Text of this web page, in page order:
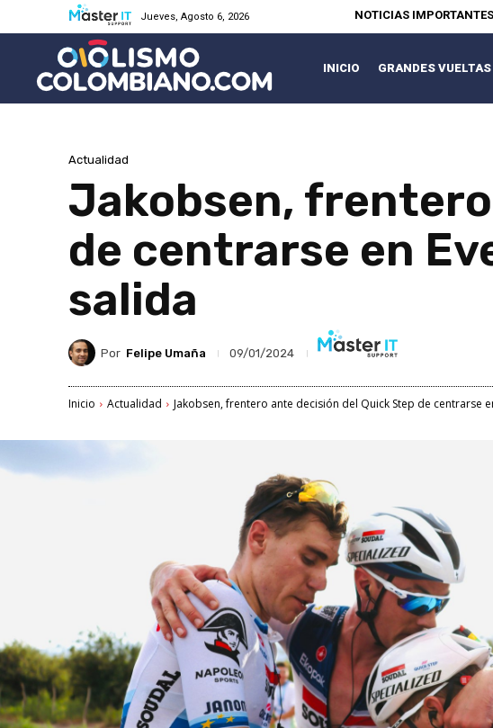
Jueves, Agosto 6, 2026 NOTICIAS IMPORTANTES
INICIO GRANDES VUELTAS
Actualidad
Jakobsen,
de centrarse en
salida
Por Felipe Umaña 09/01/2024
Inicio Actualidad Jakobsen, frentero ante decisión del Quick Step de centrarse